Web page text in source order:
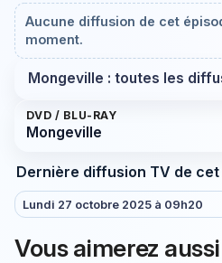
Aucune diffusion de cet
moment.
Mongeville : toutes les
DVD / BLU-RAY
Mongeville
Dernière diffusion TV de cet
Lundi 27 octobre 2025 à 09h20
Vous aimerez aussi